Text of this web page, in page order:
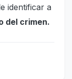
identificar a
del crimen.